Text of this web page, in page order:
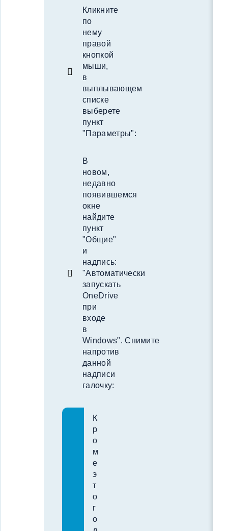
Кликните
по
нему
правой
кнопкой
мыши,
в
выплывающем
списке
выберете
пункт
"Параметры":
В
новом,
недавно
появившемся
окне
найдите
пункт
"Общие"
и
надпись:
"Автоматически
запускать
OneDrive
при
входе
в
Windows". Снимите
напротив
данной
надписи
галочку:
К
р
о
м
е
э
т
о
г
о